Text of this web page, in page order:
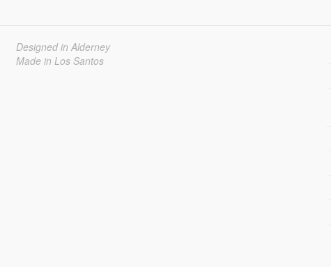
Designed in Alderney
Made in Los Santos